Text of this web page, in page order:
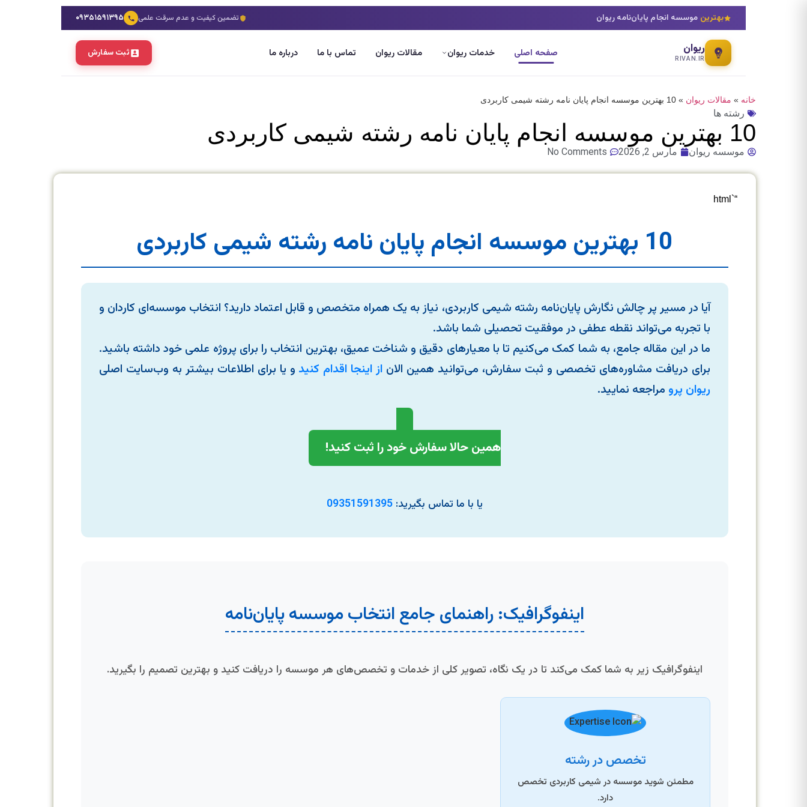
بهترین موسسه انجام پایان‌نامه ریوان تضمین کیفیت و عدم سرقت علمی ۰۹۳۵۱۵۹۱۳۹۵
ریوان
RIVAN.IR صفحه اصلی خدمات ریوان مقالات ریوان تماس با ما درباره ما ثبت سفارش
خانه » مقالات ریوان » 10 بهترین موسسه انجام پایان نامه رشته شیمی کاربردی
رشته ها
10 بهترین موسسه انجام پایان نامه رشته شیمی کاربردی
موسسه ریوان مارس 2, 2026 No Comments
“`html
10 بهترین موسسه انجام پایان نامه رشته شیمی کاربردی
آیا در مسیر پر چالش نگارش پایان‌نامه رشته شیمی کاربردی، نیاز به یک همراه متخصص و قابل اعتماد دارید؟ انتخاب موسسه‌ای کاردان و
با تجربه می‌تواند نقطه عطفی در موفقیت تحصیلی شما باشد.
ما در این مقاله جامع، به شما کمک می‌کنیم تا با معیارهای دقیق و شناخت عمیق، بهترین انتخاب را برای پروژه علمی خود داشته باشید.
برای دریافت مشاوره‌های تخصصی و ثبت سفارش، می‌توانید همین الان از اینجا اقدام کنید و یا برای اطلاعات بیشتر به وب‌سایت اصلی
ریوان پرو مراجعه نمایید.
همین حالا سفارش خود را ثبت کنید!
یا با ما تماس بگیرید:09351591395
اینفوگرافیک: راهنمای جامع انتخاب موسسه پایان‌نامه
اینفوگرافیک زیر به شما کمک می‌کند تا در یک نگاه، تصویر کلی از خدمات و تخصص‌های هر موسسه را دریافت کنید و بهترین تصمیم را بگیرید.
تخصص در رشته
مطمئن شوید موسسه در شیمی کاربردی تخصص
دارد.